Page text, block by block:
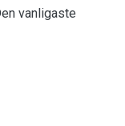
vanligaste